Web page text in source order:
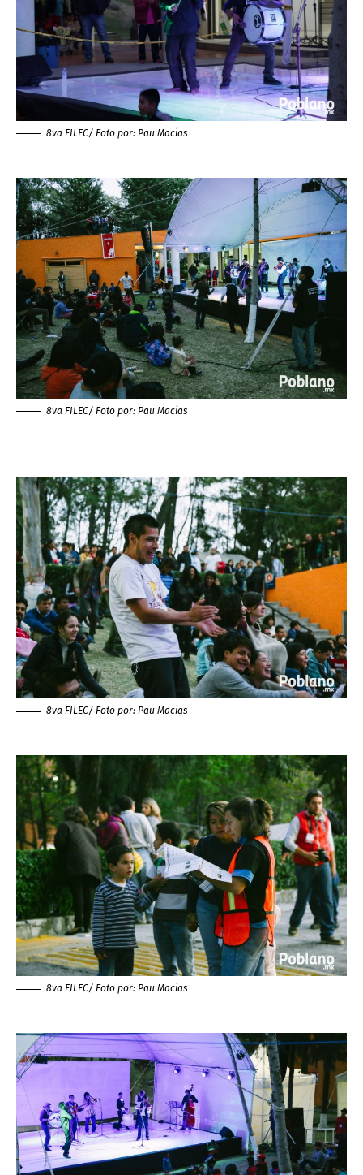
8va FILEC/ Foto por: Pau Macias
8va FILEC/ Foto por: Pau Macias
8va FILEC/ Foto por: Pau Macias
8va FILEC/ Foto por: Pau Macias